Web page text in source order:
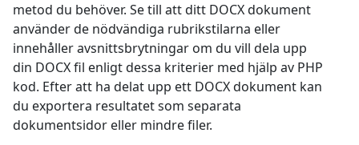
metod du behöver. Se till att ditt DOCX dokument
använder de nödvändiga rubrikstilarna eller
innehåller avsnittsbrytningar om du vill dela upp
din DOCX fil enligt dessa kriterier med hjälp av PHP
kod. Efter att ha delat upp ett DOCX dokument kan
du exportera resultatet som separata
dokumentsidor eller mindre filer.